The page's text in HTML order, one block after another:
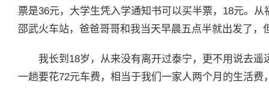
票是36元，大学生凭入学通知书可以买半票，18元。
邵武火车站，爸爸哥哥和我当天早晨五点半就出发了，
我长到18岁，从来没有离开过泰宁，更不用说去
一趟要花72元车费，相当于我们一家人两个月的生活费